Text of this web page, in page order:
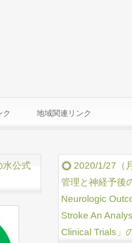
ク 地域関連リンク
2020/1/27（
管理と神経予後
Neurologic
Stroke An
Clinical Trials」
水公式